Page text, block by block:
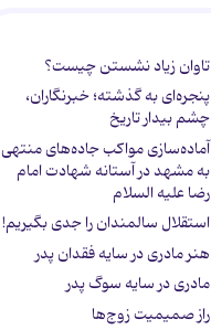
تاوان زیاد نشستن چیست؟
پنجره‌ای به گذشته؛ خبرنگاران،
چشم بیدار تاریخ
آماده‌سازی مواکب جاده‌های منتهی
به مشهد در آستانه شهادت امام
رضا علیه السلام
استقلال سالمندان را جدی بگیریم!
هنر مادری در سایه‌ فقدان پدر
مادری در سایه سوگ پدر
راز صمیمیت زوج‌ها